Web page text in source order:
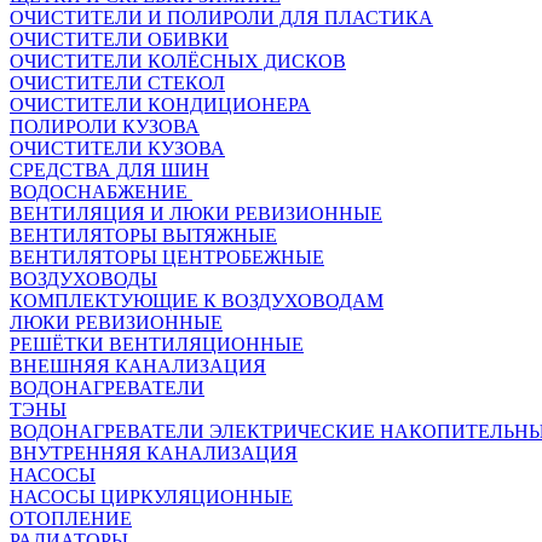
ОЧИСТИТЕЛИ И ПОЛИРОЛИ ДЛЯ ПЛАСТИКА
ОЧИСТИТЕЛИ ОБИВКИ
ОЧИСТИТЕЛИ КОЛЁСНЫХ ДИСКОВ
ОЧИСТИТЕЛИ СТЕКОЛ
ОЧИСТИТЕЛИ КОНДИЦИОНЕРА
ПОЛИРОЛИ КУЗОВА
ОЧИСТИТЕЛИ КУЗОВА
СРЕДСТВА ДЛЯ ШИН
ВОДОСНАБЖЕНИЕ
ВЕНТИЛЯЦИЯ И ЛЮКИ РЕВИЗИОННЫЕ
ВЕНТИЛЯТОРЫ ВЫТЯЖНЫЕ
ВЕНТИЛЯТОРЫ ЦЕНТРОБЕЖНЫЕ
ВОЗДУХОВОДЫ
КОМПЛЕКТУЮЩИЕ К ВОЗДУХОВОДАМ
ЛЮКИ РЕВИЗИОННЫЕ
РЕШЁТКИ ВЕНТИЛЯЦИОННЫЕ
ВНЕШНЯЯ КАНАЛИЗАЦИЯ
ВОДОНАГРЕВАТЕЛИ
ТЭНЫ
ВОДОНАГРЕВАТЕЛИ ЭЛЕКТРИЧЕСКИЕ
ВНУТРЕННЯЯ КАНАЛИЗАЦИЯ
НАСОСЫ
НАСОСЫ ЦИРКУЛЯЦИОННЫЕ
ОТОПЛЕНИЕ